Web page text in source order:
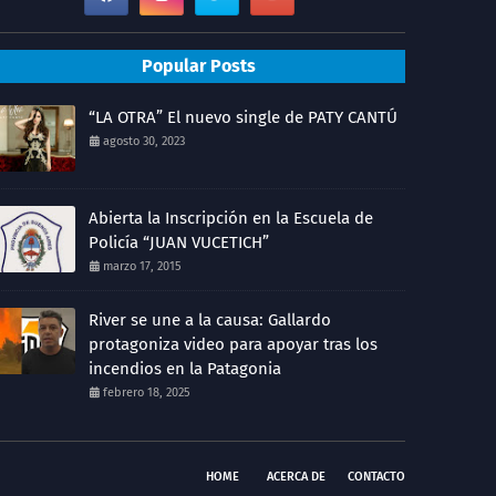
Popular Posts
“LA OTRA” El nuevo single de PATY CANTÚ
agosto 30, 2023
Abierta la Inscripción en la Escuela de
Policía “JUAN VUCETICH”
marzo 17, 2015
River se une a la causa: Gallardo
protagoniza video para apoyar tras los
incendios en la Patagonia
febrero 18, 2025
HOME ACERCA DE CONTACTO